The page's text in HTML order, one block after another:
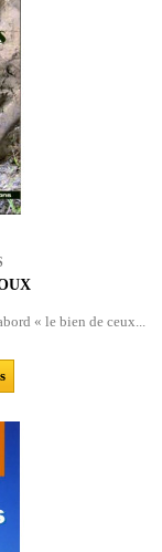
« le bien de ceux...